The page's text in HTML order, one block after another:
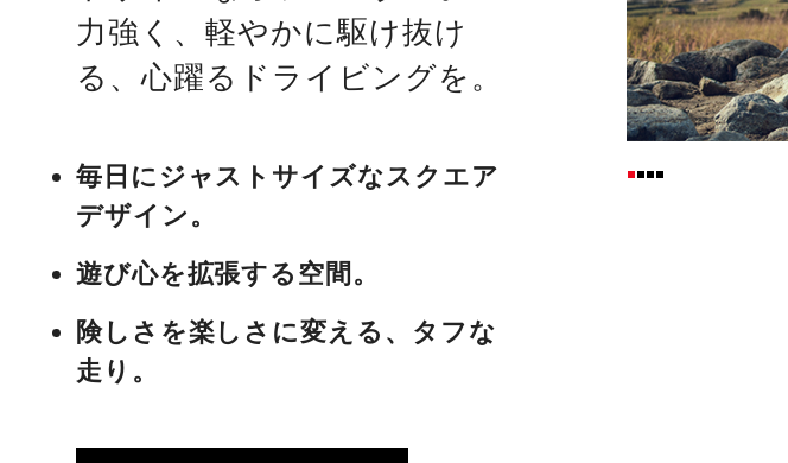
力強く、軽やかに駆け抜け
る、心躍るドライビングを。
毎日にジャストサイズなスクエア
デザイン。
遊び心を拡張する空間。
険しさを楽しさに変える、タフな
走り。